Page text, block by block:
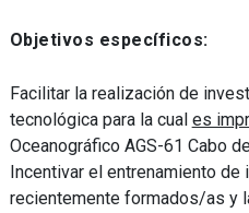
Objetivos específicos:
Facilitar la realización de
tecnológica para la cual es
Oceanográfico AGS-61 Cabo
Incentivar el entrenamiento
recientemente formados/as y